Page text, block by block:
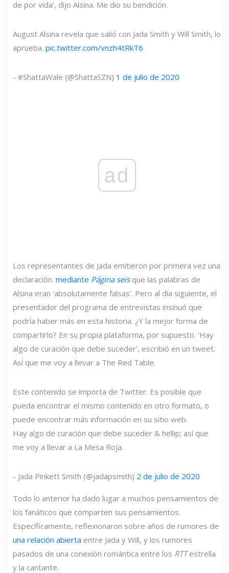
de por vida', dijo Alsina. Me dio su bendición.
August Alsina revela que salió con Jada Smith y Will Smith, lo
aprueba. pic.twitter.com/vnzh4tRkT6
- #ShattaWale (@ShattaSZN) 1 de julio de 2020
ad
Los representantes de Jada emitieron por primera vez una
declaración. mediante Página seis que las palabras de
Alsina eran 'absolutamente falsas'. Pero al día siguiente, el
presentador del programa de entrevistas insinuó que
podría haber más en esta historia. ¿Y la mejor forma de
compartirlo? En su propia plataforma, por supuesto. 'Hay
algo de curación que debe suceder', escribió en un tweet.
Así que me voy a llevar a The Red Table.
Este contenido se importa de Twitter. Es posible que
pueda encontrar el mismo contenido en otro formato, o
puede encontrar más información en su sitio web.
Hay algo de curación que debe suceder & hellip; así que
me voy a llevar a La Mesa Roja.
- Jada Pinkett Smith (@jadapsmith) 2 de julio de 2020
Todo lo anterior ha dado lugar a muchos pensamientos de
los fanáticos que comparten sus pensamientos.
Específicamente, reflexionaron sobre años de rumores de
una relación abierta entre Jada y Will, y los rumores
pasados ​​de una conexión romántica entre los RTTestrella
y la cantante.